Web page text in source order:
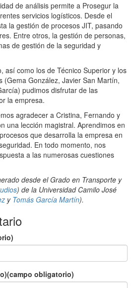
de análisis permite a Prosegur la
servicios logísticos. Desde el
la gestión de procesos JIT, pasando
Entre otros, la gestión de personas,
de gestión de la seguridad y
así como los de Técnico Superior y los
(Gema González, Javier San Martín,
pudimos disfrutar de las
la empresa.
agradecer a Cristina, Fernando y
una lección magistral. Aprendimos en
que desarrolla la empresa en
En todo momento, nos
a las numerosas cuestiones
desde el Grado en Transporte y
) de la Universidad Camilo José
y Tomás García Martín).
obligatorio)